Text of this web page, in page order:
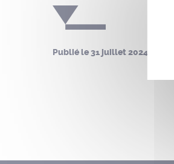
Publié le31 juillet 2024